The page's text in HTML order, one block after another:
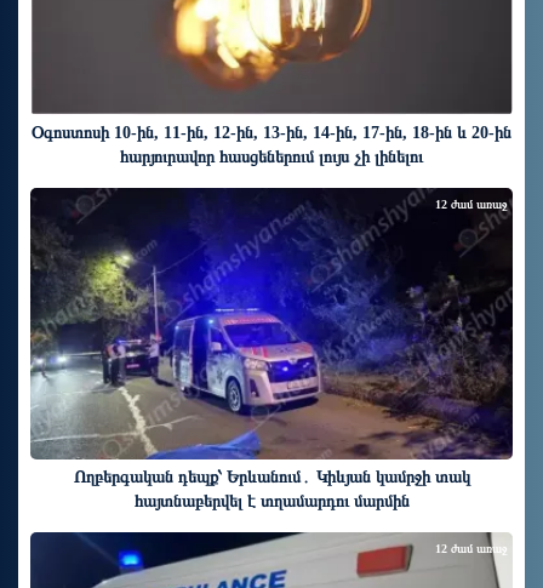
Օգոստոսի 10-ին, 11-ին, 12-ին, 13-ին, 14-ին, 17-ին, 18-ին և 20-ին
հարյուրավոր հասցեներում լույս չի լինելու
Ողբերգական դեպք՝ Երևանում․ Կիևյան կամրջի տակ
հայտնաբերվել է տղամարդու մարմին
12 ժամ առաջ
12 ժամ առաջ